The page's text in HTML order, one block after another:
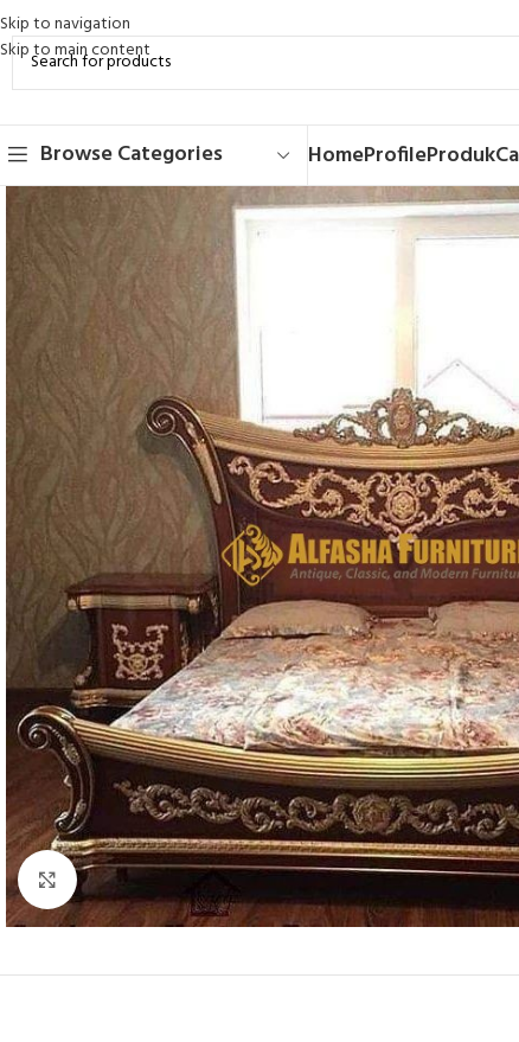
Skip to navigation
Skip to main content
Browse Categories HomeProfileProduk
Click to enlarge